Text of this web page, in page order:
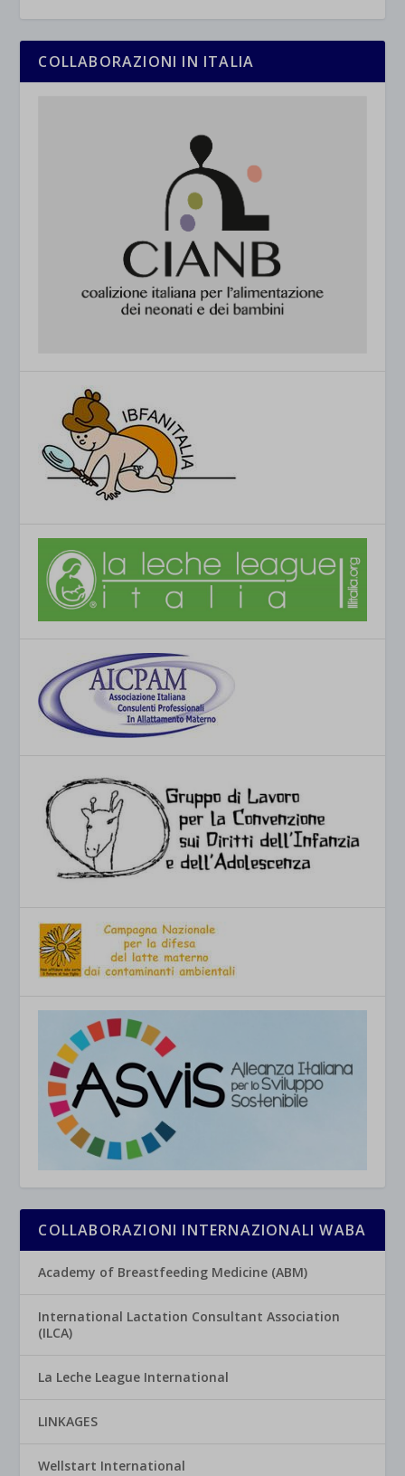
COLLABORAZIONI IN ITALIA
COLLABORAZIONI INTERNAZIONALI WABA
Academy of Breastfeeding Medicine (ABM)
International Lactation Consultant Association
(ILCA)
La Leche League International
LINKAGES
Wellstart International